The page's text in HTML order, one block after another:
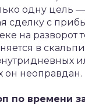
одну цель —
сделку с
на разворот
в
он неоправдан.
по времени